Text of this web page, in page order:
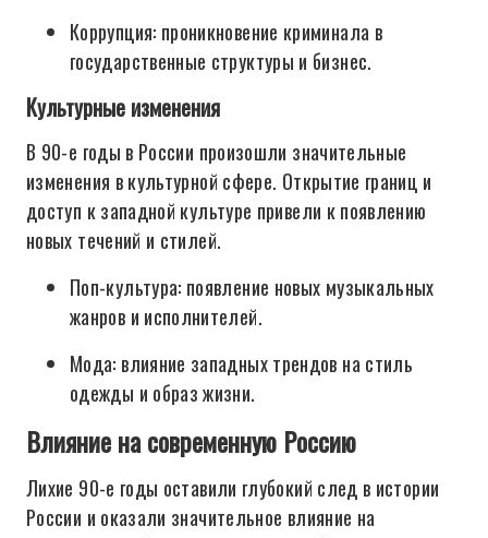
Коррупция: проникновение криминала в
государственные структуры и бизнес.
Культурные изменения
В 90-е годы в России произошли значительные
изменения в культурной сфере. Открытие границ и
доступ к западной культуре привели к появлению
новых течений и стилей.
Поп-культура: появление новых музыкальных
жанров и исполнителей.
Мода: влияние западных трендов на стиль
одежды и образ жизни.
Влияние на современную Россию
Лихие 90-е годы оставили глубокий след в истории
России и оказали значительное влияние на